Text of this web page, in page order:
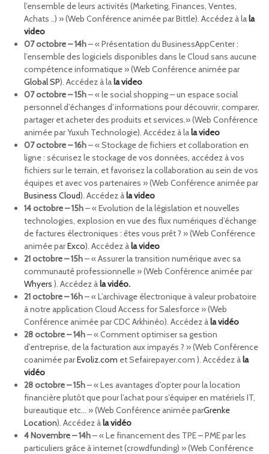
l’ensemble de leurs activités (Marketing, Finances, Ventes,
Achats ..) » (Web Conférence animée par Bittle). Accédez à lala
video
07 octobre – 14h– « Présentation du BusinessAppCenter :
l’ensemble des logiciels disponibles dans le Cloud sans aucune
compétence informatique » (Web Conférence animée par
Global SP). Accédez à lala video
07 octobre – 15h– « le social shopping – un espace social
personnel d’échanges d’informations pour découvrir, comparer,
partager et acheter des produits et services.» (Web Conférence
animée par Yuxuh Technologie). Accédez à lala video
07 octobre – 16h– « Stockage de fichiers et collaboration en
ligne : sécurisez le stockage de vos données, accédez à vos
fichiers sur le terrain, et favorisez la collaboration au sein de vos
équipes et avec vos partenaires » (Web Conférence animée par
Business Cloud). Accédez àla video
14 octobre – 15h– « Evolution de la législation et nouvelles
technologies, explosion en vue des flux numériques d’échange
de factures électroniques : êtes vous prêt ? » (Web Conférence
animée parExco). Accédez àla video
21 octobre – 15h– « Assurer la transition numérique avec sa
communauté professionnelle » (Web Conférence animée par
Whyers ). Accédez àla vidéo.
21 octobre – 16h– « L’archivage électronique à valeur probatoire
à notre application Cloud Access for Salesforce » (Web
Conférence animée par CDC Arkhinéo). Accédez àla vidéo
28 octobre – 14h– « Comment optimiser sa gestion
d’entreprise, de la facturation aux impayés ? » (Web Conférence
coanimée parEvoliz.com et Sefairepayer.com ). Accédez àla
vidéo
28 octobre – 15h– « Les avantages d’opter pour la location
financière plutôt que pour l’achat pour s’équiper en matériels IT,
bureautique etc… » (Web Conférence animée parGrenke
Location). Accédez àla vidéo
4 Novembre – 14h– « Le financement des TPE – PME par les
particuliers grâce à internet (crowdfunding) » (Web Conférence